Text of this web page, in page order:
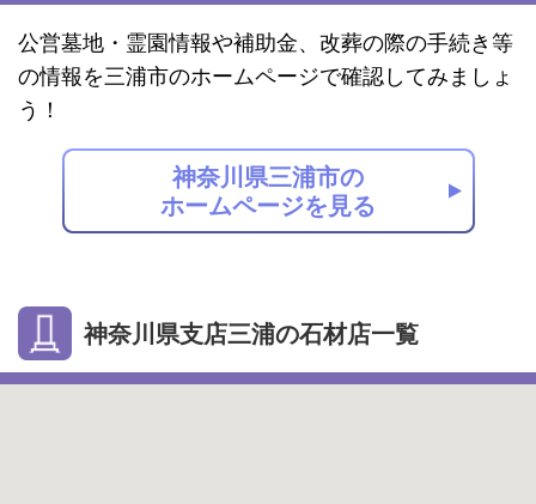
公営墓地・霊園情報や補助金、改葬の際の手続き等
の情報を三浦市のホームページで確認してみましょ
う！
神奈川県三浦市の
ホームページを見る
神奈川県支店三浦の石材店一覧